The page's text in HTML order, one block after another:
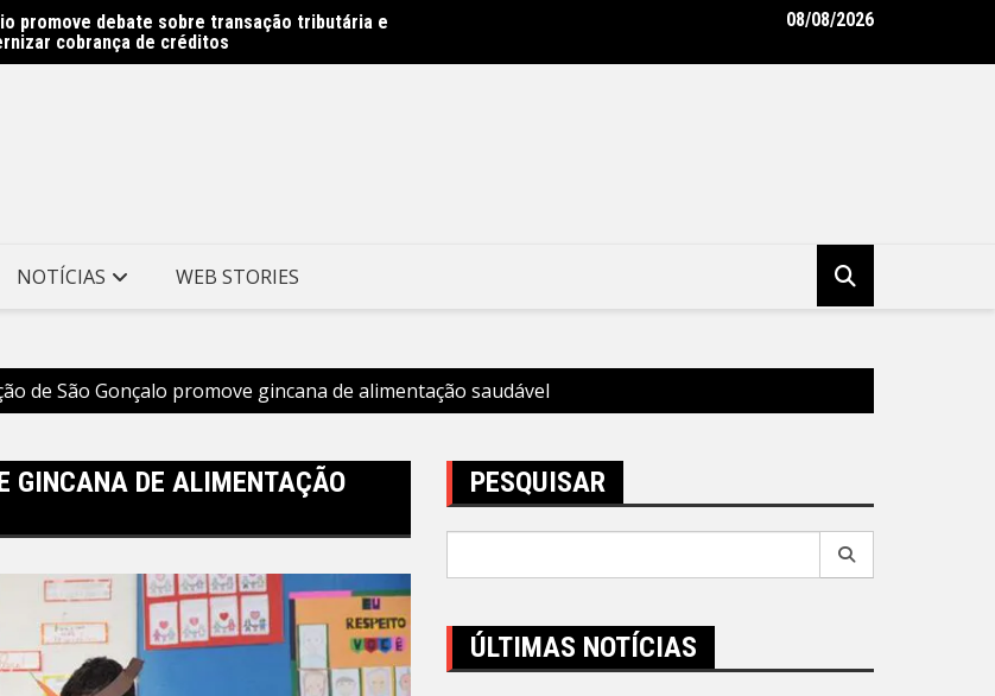
promove debate sobre transação tributária e
cobrança de créditos
Almirante Ary Parreiras entram na reta final –
Rede Municipal de Niterói ganha reforço de 300 agentes de apoio
08/08/2026
NOTÍCIAS WEB STORIES
de São Gonçalo promove gincana de alimentação saudável
GINCANA DE ALIMENTAÇÃO
PESQUISAR
ÚLTIMAS NOTÍCIAS